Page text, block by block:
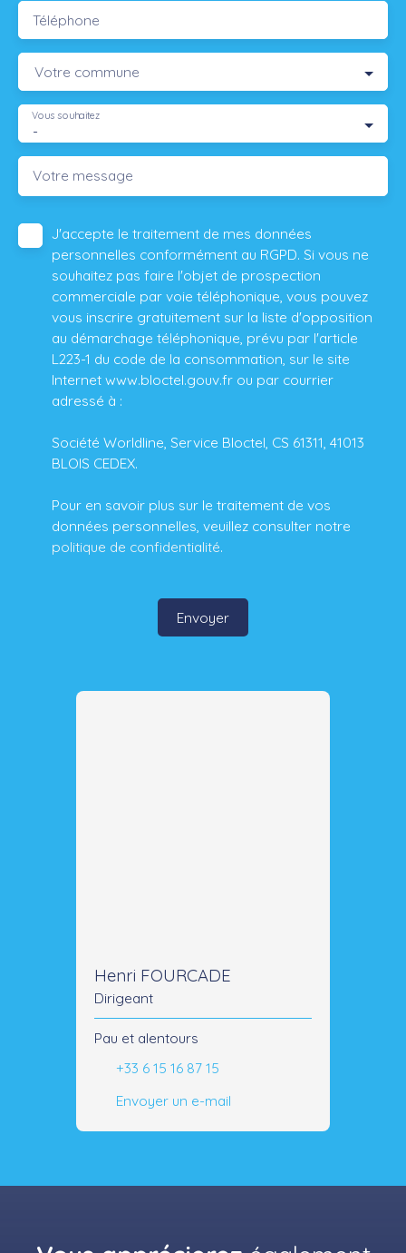
Téléphone
Votre commune
-
Vous souhaitez
Votre message
J'accepte le traitement de mes données
personnelles conformément au RGPD. Si vous ne
souhaitez pas faire l'objet de prospection
commerciale par voie téléphonique, vous pouvez
vous inscrire gratuitement sur la liste d'opposition
au démarchage téléphonique, prévu par l'article
L223-1 du code de la consommation, sur le site
Internet www.bloctel.gouv.fr ou par courrier
adressé à :
Société Worldline, Service Bloctel, CS 61311, 41013
BLOIS CEDEX.
Pour en savoir plus sur le traitement de vos
données personnelles, veuillez consulter notre
politique de confidentialité.
Envoyer
Henri FOURCADE
Dirigeant
Pau et alentours
+33 6 15 16 87 15
Envoyer un e-mail